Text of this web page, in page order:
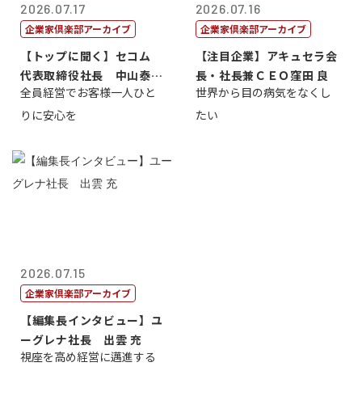
2026.07.17
企業家倶楽部アーカイブ
【トップに聞く】セコム
代表取締役社長 中山泰
男
全員経営でお客様一人ひと
りに安心を
2026.07.16
企業家倶楽部アーカイブ
【注目企業】アキュセラ会
長・社長兼ＣＥＯ窪田 良
世界から目の病気をなくし
たい
2026.07.15
企業家倶楽部アーカイブ
【編集長インタビュー】ユ
ーグレナ社長 出雲 充
視座を高め経営に邁進する